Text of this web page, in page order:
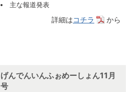
主な報道発表
詳細はコチラ から
げんでんいんふぉめーしょん11月
号